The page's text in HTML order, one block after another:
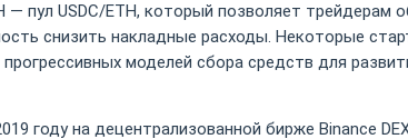
пул USDC/ETH, который позволяет трейдерам
снизить накладные расходы. Некоторые
моделей сбора средств для
году на децентрализованной бирже Binance